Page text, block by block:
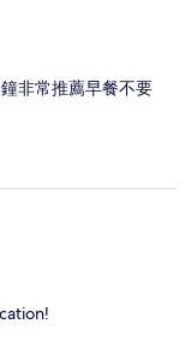
非常推薦早餐不要